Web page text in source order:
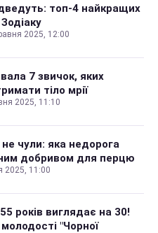
топ-4 найкращих
2025, 12:00
7 звичок, яких
тіло мрії
2025, 11:10
чули: яка недорога
добривом для перцю
2025, 11:00
років виглядає на 30!
"Чорної